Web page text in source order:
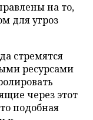
на то,
для угроз
стремятся
ресурсами
через этот
подобная